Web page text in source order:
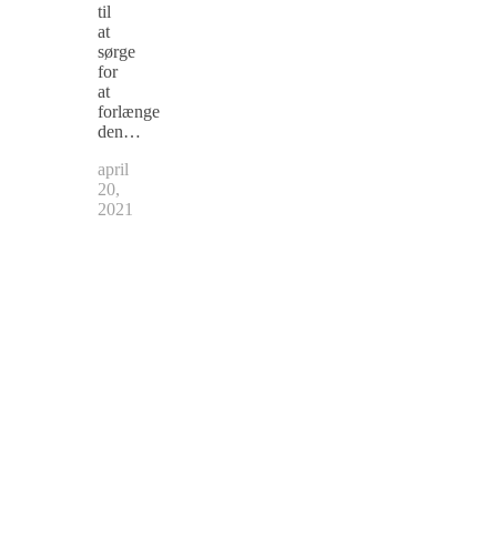
til
at
sørge
for
at
forlænge
den…
april
20,
2021